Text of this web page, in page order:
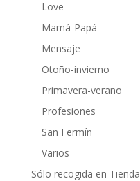
Love
Mamá-Papá
Mensaje
Otoño-invierno
Primavera-verano
Profesiones
San Fermín
Varios
Sólo recogida en Tienda